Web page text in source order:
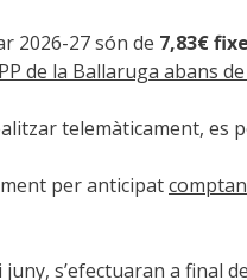
2026-27 són de 7,83€
de la Ballaruga abans
telemàticament, es
per anticipat
s’efectuaran a final